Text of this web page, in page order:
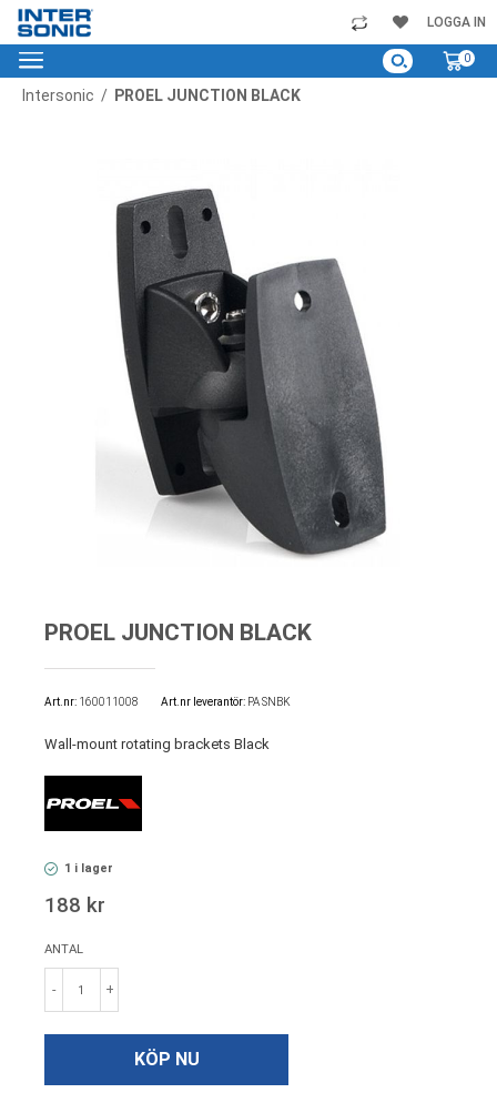
My
0
Skip
to
Content
LOGGA IN
Intersonic PROEL JUNCTION BLACK
PROEL JUNCTION BLACK
Art.nr 160011008 Art.nr leverantör: PA SNBK
Wall-mount rotating brackets Black
1 i lager
188 kr
ANTAL
- +
KÖP NU